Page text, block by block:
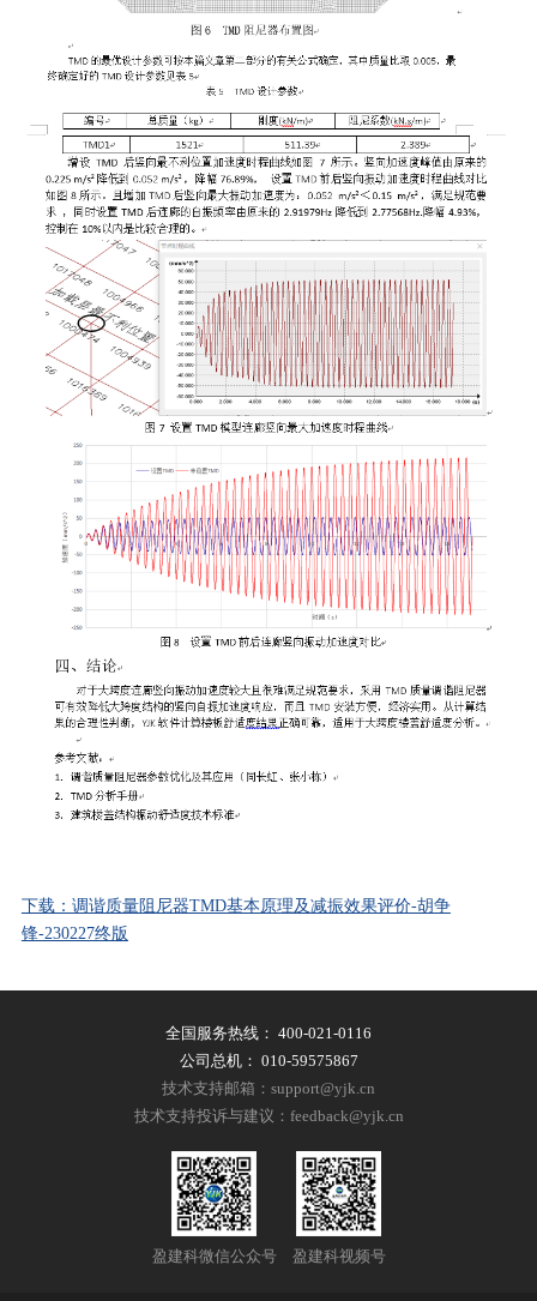
下载：调谐质量阻尼器TMD基本原理及减振效果评价-胡争
锋-230227终版
全国服务热线： 400-021-0116
公司总机： 010-59575867
技术支持邮箱：support@yjk.cn
技术支持投诉与建议：feedback@yjk.cn
盈建科微信公众号 盈建科视频号